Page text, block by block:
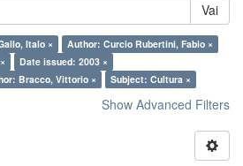
Vai
Italo ×
Author: Curcio Rubertini, Fabio ×
Date issued: 2003 ×
Bracco, Vittorio × Subject: Cultura ×
Show Advanced Filters